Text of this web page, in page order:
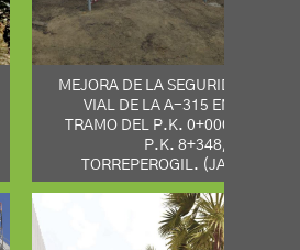
MEJORA DE LA SEGURIDAD
VIAL DE LA A-315 EN EL
TRAMO DEL P.K. 0+000 AL
P.K. 8+348, TM
TORREPEROGIL. (JAÉN)